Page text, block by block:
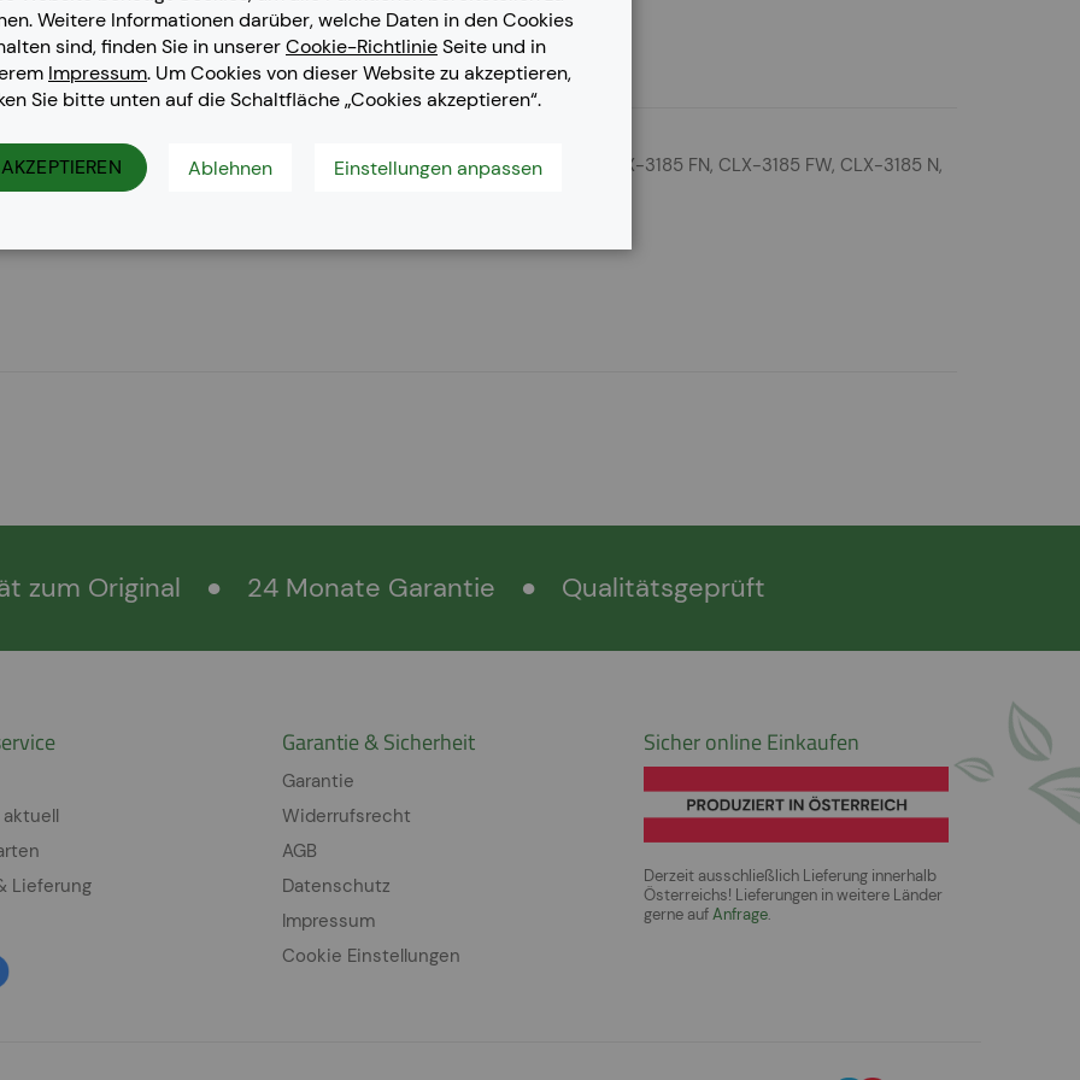
320 N, CLP-320 Series, CLP-325, CLP-325 N, CLX-3180, CLX-3185, CLX-3185 FN, CLX-3185 FW, CLX-3185 N,
W
zum Original ● 24 Monate Garantie ● Qualitätsgeprüft
Lieferung
Garantie & Sicherheit
Garantie
Widerrufsrecht
AGB
Datenschutz
Impressum
Cookie Einstellungen
Sicher online Einkaufen
Derzeit ausschließlich Lieferung innerhalb
Österreichs! Lieferungen in weitere Länder
gerne aufAnfrage.
Weitere Informationen darüber, welche Daten in den Cookies
sind, finden Sie in unsererCookie-RichtlinieSeite und in
Impressum. Um Cookies von dieser Website zu akzeptieren,
Sie bitte unten auf die Schaltfläche „Cookies akzeptieren“.
AKZEPTIEREN Ablehnen Einstellungen anpassen